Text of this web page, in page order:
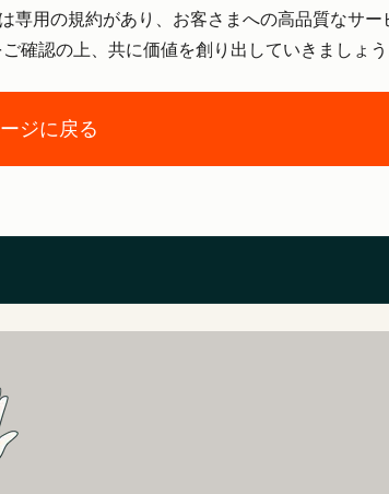
用の規約があり、お客さまへの高品質なサ
確認の上、共に価値を創り出していきましょう
ジに戻る